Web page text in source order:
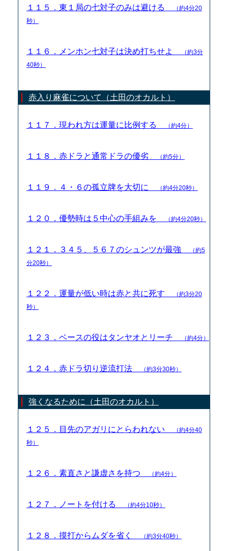
１１５．東１局の七対子のみは避ける
（約4分20
秒）
１１６．メンホン七対子は決め打ちせよ
（約3分
40秒）
赤入り麻雀について（土田のオカルト）
１１７．現われ方は運量に比例する （約4分）
１１８．赤ドラと通常ドラの優劣 （約5分）
１１９．４・６の孤立牌を大切に （約4分20秒）
１２０．優勢時は５中心の手組みを （約4分20秒）
１２１．３４５、５６７のシュンツが最強
（約5
分20秒）
１２２．運量が低い時は赤と共に死す
（約3分20
秒）
１２３．ベースの役はタンヤオとリーチ （約4分）
１２４．赤ドラ切り逆流打法 （約3分30秒）
強くなるために（土田のオカルト）
１２５．目先のアガリにとらわれない
（約4分40
秒）
１２６．素直さと謙虚さを持つ （約4分）
１２７．ノートを付ける （約4分10秒）
１２８．摸打からムダを省く （約3分40秒）